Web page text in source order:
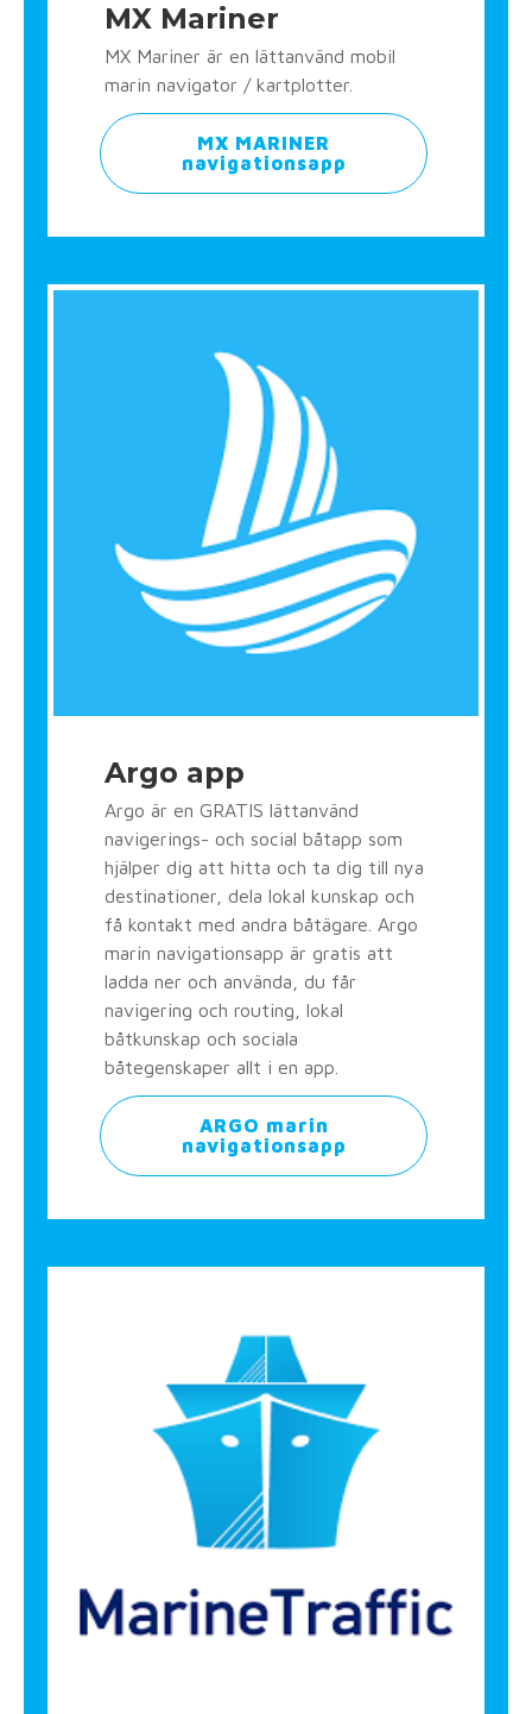
MX Mariner
MX Mariner är en lättanvänd mobil
marin navigator / kartplotter.
MX MARINER
navigationsapp
Argo app
Argo är en GRATIS lättanvänd
navigerings- och social båtapp som
hjälper dig att hitta och ta dig till nya
destinationer, dela lokal kunskap och
få kontakt med andra båtägare. Argo
marin navigationsapp är gratis att
ladda ner och använda, du får
navigering och routing, lokal
båtkunskap och sociala
båtegenskaper allt i en app.
ARGO marin
navigationsapp